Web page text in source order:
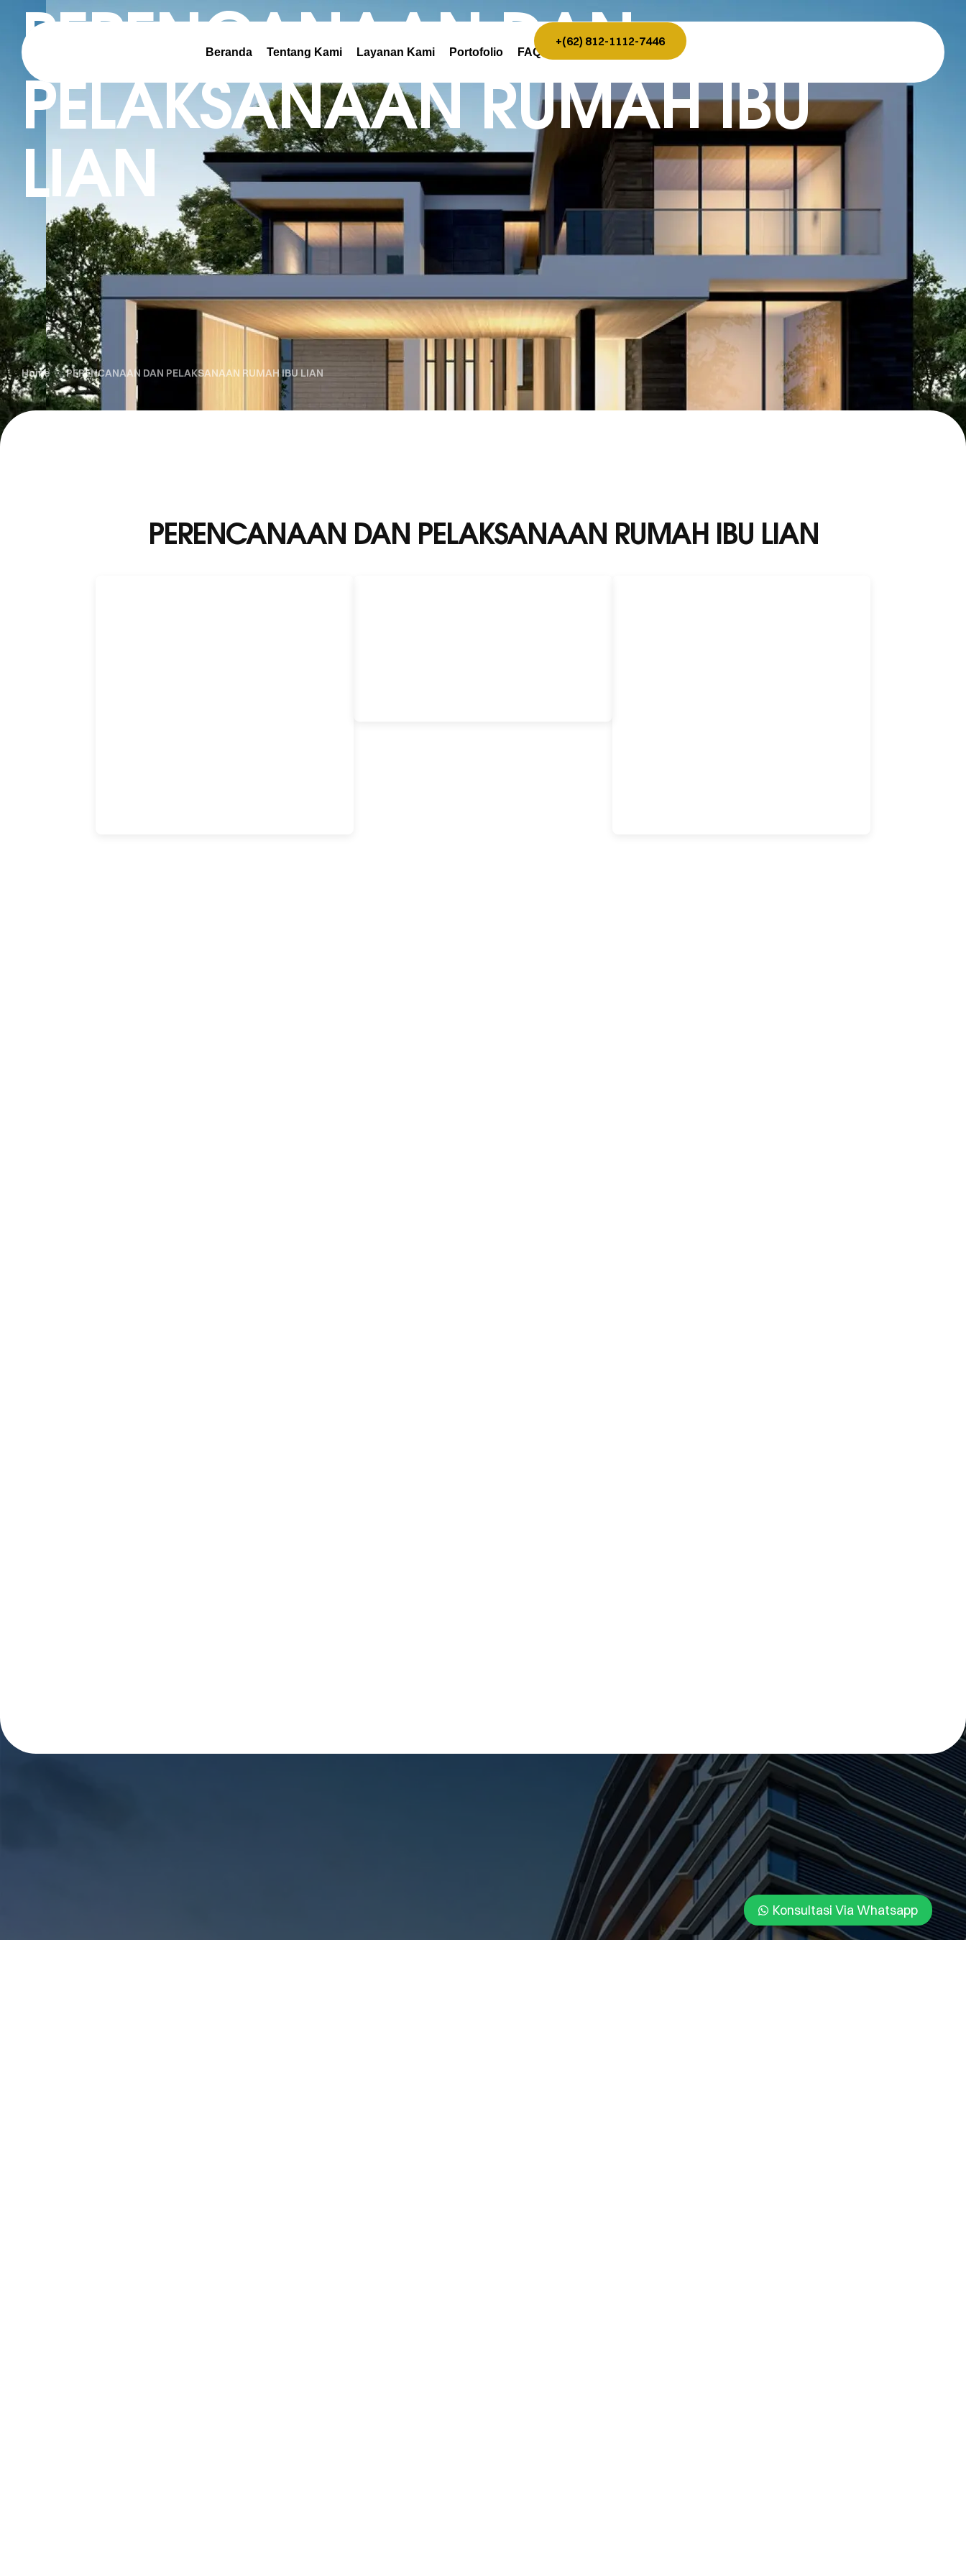
Beranda Tentang Kami Layanan Kami Portofolio FAQ
+(62) 812-1112-7446
PERENCANAAN DAN
PELAKSANAAN RUMAH IBU
LIAN
Home PERENCANAAN DAN PELAKSANAAN RUMAH IBU LIAN
PERENCANAAN DAN PELAKSANAAN RUMAH IBU LIAN
Konsultasi Via Whatsapp